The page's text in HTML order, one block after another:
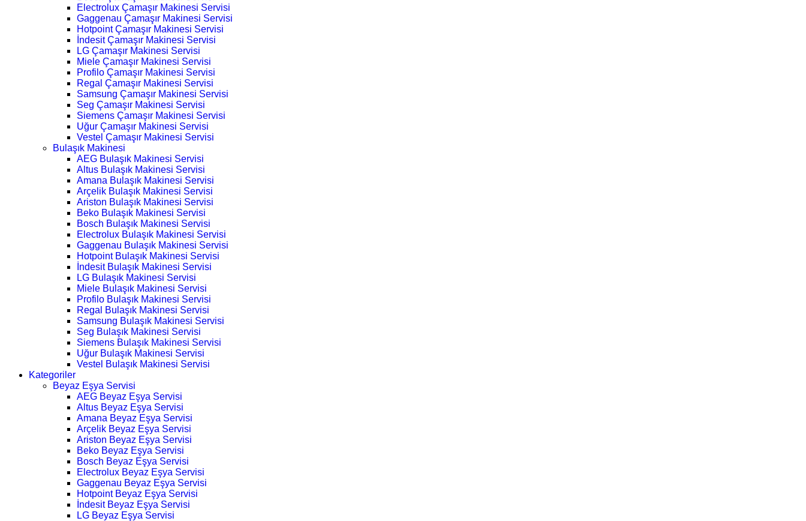
Electrolux Çamaşır Makinesi Servisi
Gaggenau Çamaşır Makinesi Servisi
Hotpoint Çamaşır Makinesi Servisi
İndesit Çamaşır Makinesi Servisi
LG Çamaşır Makinesi Servisi
Miele Çamaşır Makinesi Servisi
Profilo Çamaşır Makinesi Servisi
Regal Çamaşır Makinesi Servisi
Samsung Çamaşır Makinesi Servisi
Seg Çamaşır Makinesi Servisi
Siemens Çamaşır Makinesi Servisi
Uğur Çamaşır Makinesi Servisi
Vestel Çamaşır Makinesi Servisi
Bulaşık Makinesi
AEG Bulaşık Makinesi Servisi
Altus Bulaşık Makinesi Servisi
Amana Bulaşık Makinesi Servisi
Arçelik Bulaşık Makinesi Servisi
Ariston Bulaşık Makinesi Servisi
Beko Bulaşık Makinesi Servisi
Bosch Bulaşık Makinesi Servisi
Electrolux Bulaşık Makinesi Servisi
Gaggenau Bulaşık Makinesi Servisi
Hotpoint Bulaşık Makinesi Servisi
İndesit Bulaşık Makinesi Servisi
LG Bulaşık Makinesi Servisi
Miele Bulaşık Makinesi Servisi
Profilo Bulaşık Makinesi Servisi
Regal Bulaşık Makinesi Servisi
Samsung Bulaşık Makinesi Servisi
Seg Bulaşık Makinesi Servisi
Siemens Bulaşık Makinesi Servisi
Uğur Bulaşık Makinesi Servisi
Vestel Bulaşık Makinesi Servisi
Kategoriler
Beyaz Eşya Servisi
AEG Beyaz Eşya Servisi
Altus Beyaz Eşya Servisi
Amana Beyaz Eşya Servisi
Arçelik Beyaz Eşya Servisi
Ariston Beyaz Eşya Servisi
Beko Beyaz Eşya Servisi
Bosch Beyaz Eşya Servisi
Electrolux Beyaz Eşya Servisi
Gaggenau Beyaz Eşya Servisi
Hotpoint Beyaz Eşya Servisi
İndesit Beyaz Eşya Servisi
LG Beyaz Eşya Servisi